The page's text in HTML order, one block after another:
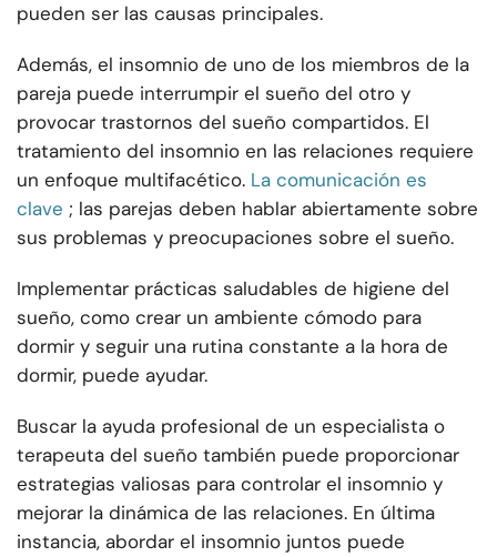
pueden ser las causas principales.
Además, el insomnio de uno de los miembros de la
pareja puede interrumpir el sueño del otro y
provocar trastornos del sueño compartidos. El
tratamiento del insomnio en las relaciones requiere
un enfoque multifacético. La comunicación es
clave ; las parejas deben hablar abiertamente sobre
sus problemas y preocupaciones sobre el sueño.
Implementar prácticas saludables de higiene del
sueño, como crear un ambiente cómodo para
dormir y seguir una rutina constante a la hora de
dormir, puede ayudar.
Buscar la ayuda profesional de un especialista o
terapeuta del sueño también puede proporcionar
estrategias valiosas para controlar el insomnio y
mejorar la dinámica de las relaciones. En última
instancia, abordar el insomnio juntos puede